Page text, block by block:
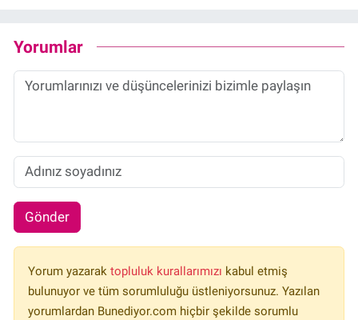
Yorumlar
Gönder
Yorum yazarak topluluk kurallarımızı kabul etmiş
bulunuyor ve tüm sorumluluğu üstleniyorsunuz. Yazılan
yorumlardan Bunediyor.com hiçbir şekilde sorumlu